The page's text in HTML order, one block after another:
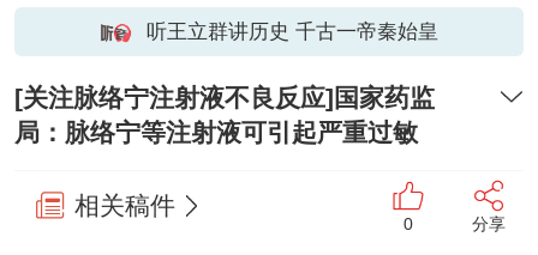
听王立群讲历史 千古一帝秦始皇
[关注脉络宁注射液不良反应]国家药监
局：脉络宁等注射液可引起严重过敏
相关稿件
0 分享